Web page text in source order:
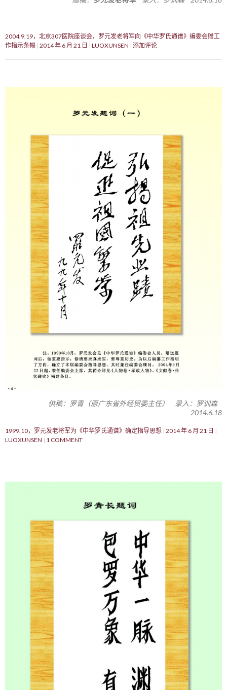
2004.9.19，北京307医院座谈会，罗元发老将军向《中华罗氏通谱》编委会赠工
作指示条幅 2014 年 6 月 21 日 LUOXUNSEN 添加评论
供稿：罗青（原广东省外经贸委主任） 录入：罗训森
2014.6.18
1999.10，罗元发老将军为《中华罗氏通谱》确定指导思想 2014 年 6 月 21 日
LUOXUNSEN
1 COMMENT